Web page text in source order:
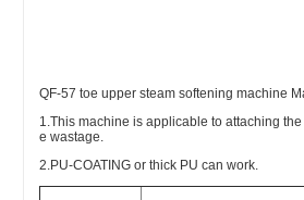
QF-57 toe upper steam softening machine
1.This machine is applicable to attaching
e wastage.
2.PU-COATING or thick PU can work.